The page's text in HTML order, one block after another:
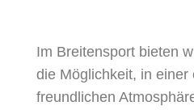
Im Breitensport bieten
die Möglichkeit, in einer
freundlichen